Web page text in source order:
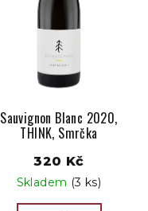
Sauvignon Blanc 2020,
THINK, Smrčka
320 Kč
Skladem (3 ks)